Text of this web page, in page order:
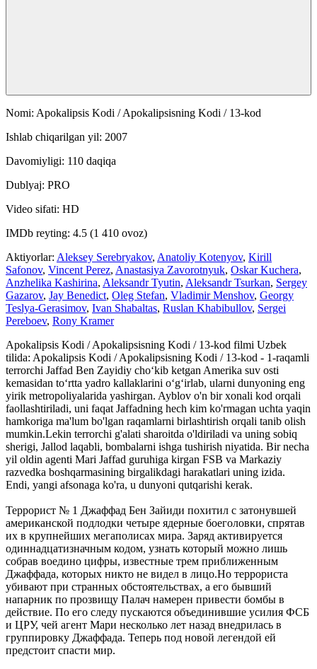
Nomi: Apokalipsis Kodi / Apokalipsisning Kodi / 13-kod
Ishlab chiqarilgan yil: 2007
Davomiyligi: 110 daqiqa
Dublyaj: PRO
Video sifati: HD
IMDb reyting: 4.5 (1 410 ovoz)
Aktiyorlar: Aleksey Serebryakov, Anatoliy Kotenyov, Kirill
Safonov, Vincent Perez, Anastasiya Zavorotnyuk, Oskar Kuchera,
Anzhelika Kashirina, Aleksandr Tyutin, Aleksandr Tsurkan, Sergey
Gazarov, Jay Benedict, Oleg Stefan, Vladimir Menshov, Georgy
Teslya-Gerasimov, Ivan Shabaltas, Ruslan Khabibullov, Sergei
Pereboev, Rony Kramer
Apokalipsis Kodi / Apokalipsisning Kodi / 13-kod filmi Uzbek
tilida: Apokalipsis Kodi / Apokalipsisning Kodi / 13-kod - 1-raqamli
terrorchi Jaffad Ben Zayidiy cho‘kib ketgan Amerika suv osti
kemasidan to‘rtta yadro kallaklarini o‘g‘irlab, ularni dunyoning eng
yirik metropoliyalarida yashirgan. Ayblov o'n bir xonali kod orqali
faollashtiriladi, uni faqat Jaffadning hech kim ko'rmagan uchta yaqin
hamkoriga ma'lum bo'lgan raqamlarni birlashtirish orqali tanib olish
mumkin.Lekin terrorchi g'alati sharoitda o'ldiriladi va uning sobiq
sherigi, Jallod laqabli, bombalarni ishga tushirish niyatida. Bir necha
yil oldin agenti Mari Jaffad guruhiga kirgan FSB va Markaziy
razvedka boshqarmasining birgalikdagi harakatlari uning izida.
Endi, yangi afsonaga ko'ra, u dunyoni qutqarishi kerak.
Террорист № 1 Джаффад Бен Зайиди похитил с затонувшей
американской подлодки четыре ядерные боеголовки, спрятав
их в крупнейших мегаполисах мира. Заряд активируется
одиннадцатизначным кодом, узнать который можно лишь
собрав воедино цифры, известные трем приближенным
Джаффада, которых никто не видел в лицо.Но террориста
убивают при странных обстоятельствах, а его бывший
напарник по прозвищу Палач намерен привести бомбы в
действие. По его следу пускаются объединившие усилия ФСБ
и ЦРУ, чей агент Мари несколько лет назад внедрилась в
группировку Джаффада. Теперь под новой легендой ей
предстоит спасти мир.